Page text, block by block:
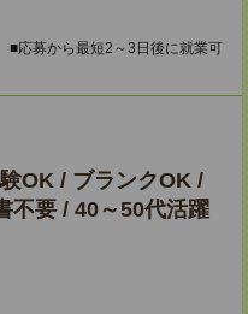
■応募から最短2～3日後に就業可
OK / ブランクOK /
不要 / 40～50代活躍